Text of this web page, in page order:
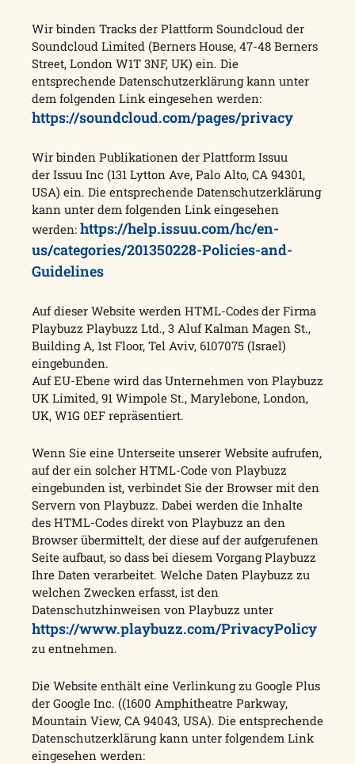
Wir binden Tracks der Plattform Soundcloud der
Soundcloud Limited (Berners House, 47-48 Berners
Street, London W1T 3NF, UK) ein. Die
entsprechende Datenschutzerklärung kann unter
dem folgenden Link eingesehen werden:
https://soundcloud.com/pages/privacy
Wir binden Publikationen der Plattform Issuu
der Issuu Inc (131 Lytton Ave, Palo Alto, CA 94301,
USA) ein. Die entsprechende Datenschutzerklärung
kann unter dem folgenden Link eingesehen
werden: https://help.issuu.com/hc/en-
us/categories/201350228-Policies-and-
Guidelines
Auf dieser Website werden HTML-Codes der Firma
Playbuzz Playbuzz Ltd., 3 Aluf Kalman Magen St.,
Building A, 1st Floor, Tel Aviv, 6107075 (Israel)
eingebunden.
Auf EU-Ebene wird das Unternehmen von Playbuzz
UK Limited, 91 Wimpole St., Marylebone, London,
UK, W1G 0EF repräsentiert.
Wenn Sie eine Unterseite unserer Website aufrufen,
auf der ein solcher HTML-Code von Playbuzz
eingebunden ist, verbindet Sie der Browser mit den
Servern von Playbuzz. Dabei werden die Inhalte
des HTML-Codes direkt von Playbuzz an den
Browser übermittelt, der diese auf der aufgerufenen
Seite aufbaut, so dass bei diesem Vorgang Playbuzz
Ihre Daten verarbeitet. Welche Daten Playbuzz zu
welchen Zwecken erfasst, ist den
Datenschutzhinweisen von Playbuzz unter
https://www.playbuzz.com/PrivacyPolicy
zu entnehmen.
Die Website enthält eine Verlinkung zu Google Plus
der Google Inc. ((1600 Amphitheatre Parkway,
Mountain View, CA 94043, USA). Die entsprechende
Datenschutzerklärung kann unter folgendem Link
eingesehen werden: